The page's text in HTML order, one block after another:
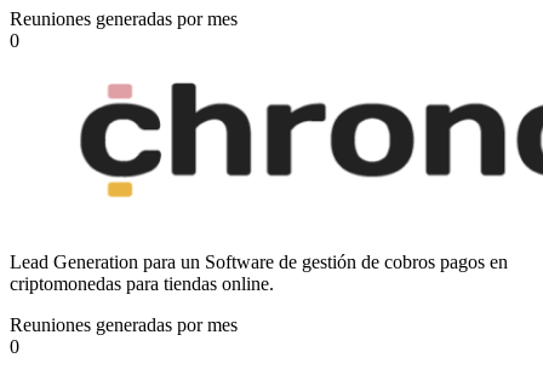
Reuniones generadas por mes
0
Lead Generation para un Software de gestión de cobros pagos en
criptomonedas para tiendas online.
Reuniones generadas por mes
0